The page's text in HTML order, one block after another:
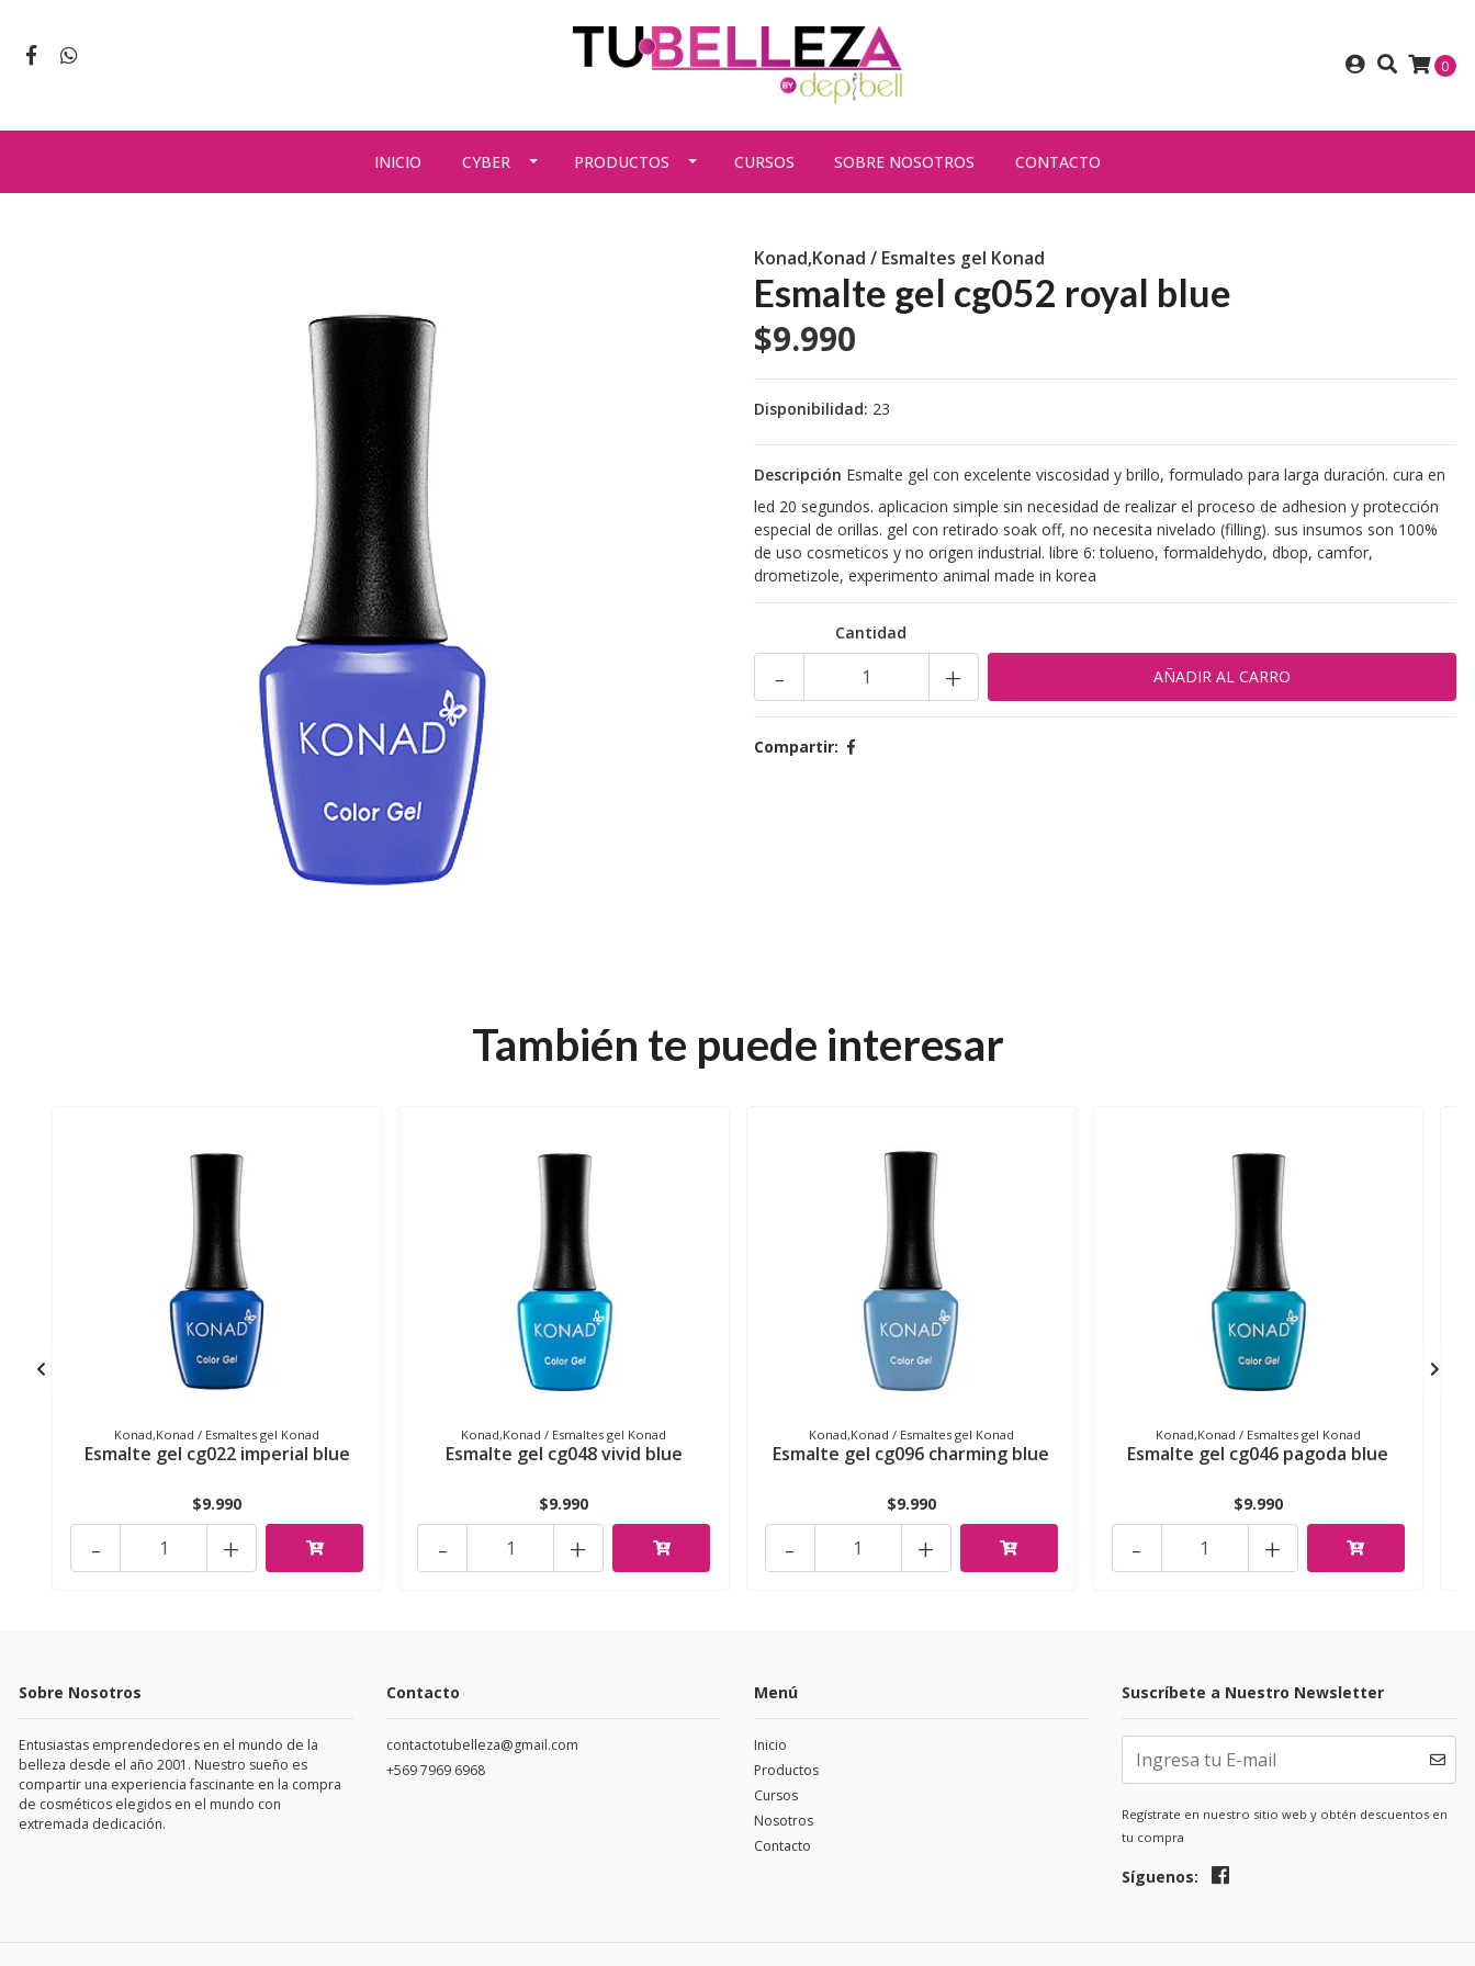
0
INICIO CYBER PRODUCTOS CURSOS SOBRE NOSOTROS CONTACTO
Konad,Konad / Esmaltes gel Konad
Esmalte gel cg052 royal blue
$9.990
Disponibilidad: 23
Descripción Esmalte gel con excelente viscosidad y brillo, formulado para larga duración. cura en
led 20 segundos. aplicacion simple sin necesidad de realizar el proceso de adhesion y protección
especial de orillas. gel con retirado soak off, no necesita nivelado (filling). sus insumos son 100%
de uso cosmeticos y no origen industrial. libre 6: tolueno, formaldehydo, dbop, camfor,
drometizole, experimento animal made in korea
Cantidad
+
-
Compartir:
También te puede interesar
Konad,Konad / Esmaltes gel Konad
Esmalte gel cg022 imperial blue
$9.990
+
-
Konad,Konad / Esmaltes gel Konad
Esmalte gel cg048 vivid blue
$9.990
+
-
Konad,Konad / Esmaltes gel Konad
Esmalte gel cg096 charming blue
$9.990
+
-
Konad,Konad / Esmaltes gel Konad
Esmalte gel cg046 pagoda blue
$9.990
+
-
Sobre Nosotros
Entusiastas emprendedores en el mundo de la
belleza desde el año 2001. Nuestro sueño es
compartir una experiencia fascinante en la compra
de cosméticos elegidos en el mundo con
extremada dedicación.
Contacto
contactotubelleza@gmail.com
+569 7969 6968
Menú
Inicio
Productos
Cursos
Nosotros
Contacto
Suscríbete a Nuestro Newsletter
Regístrate en nuestro sitio web y obtén descuentos en
tu compra
Síguenos: